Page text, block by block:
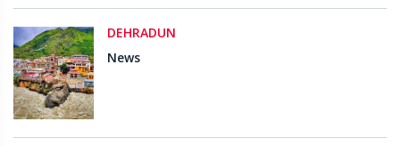
DEHRADUN
News